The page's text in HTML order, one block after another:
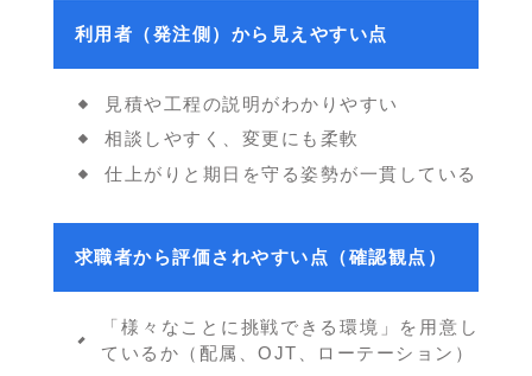
利用者（発注側）から見えやすい点
見積や工程の説明がわかりやすい
相談しやすく、変更にも柔軟
仕上がりと期日を守る姿勢が一貫している
求職者から評価されやすい点（確認観点）
「様々なことに挑戦できる環境」を用意し
ているか（配属、OJT、ローテーション）